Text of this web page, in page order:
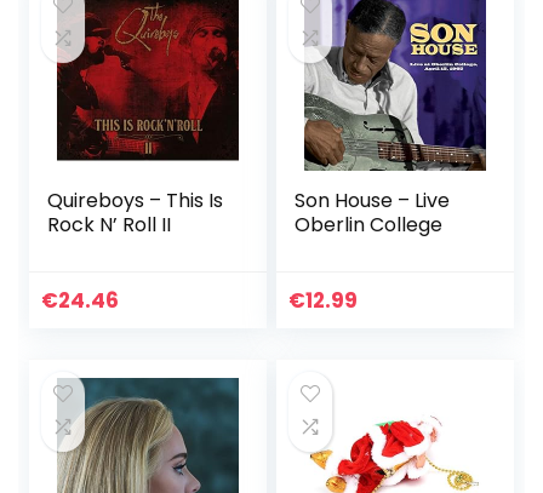
Quireboys – This Is
Rock N’ Roll II
€24.46
Son House – Live
Oberlin College
€12.99